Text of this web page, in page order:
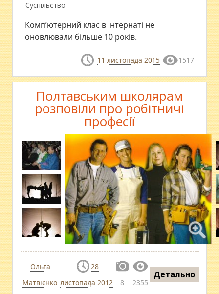
Суспільство
Комп’ютерний клас в інтернаті не
оновлювали більше 10 років.
11 листопада 2015 1517
Полтавським школярам
розповіли про робітничі
професії
Ольга
Матвієнко
28
листопада 2012
8 2355
Детально